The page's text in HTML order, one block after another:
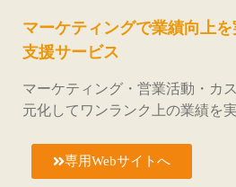
マーケティングで業績向上
支援サービス
マーケティング・営業活動・カ
元化してワンランク上の業績を
専用Webサイトへ